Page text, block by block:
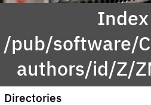
/pub/software/
authors/id/Z/
Directories